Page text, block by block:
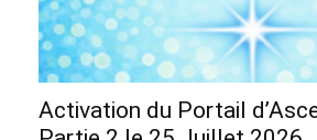
Activation du Portail